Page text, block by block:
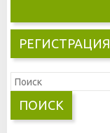
РЕГИСТРАЦИЯ
ПОИСК